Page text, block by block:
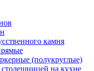
камня
(полукруглые)
на кухне